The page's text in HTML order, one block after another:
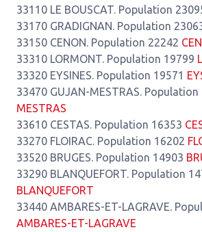
33110 LE BOUSCAT. Population
33170 GRADIGNAN. Population
33150 CENON. Population 22242
33310 LORMONT. Population 19799
33320 EYSINES. Population 19571
33470 GUJAN-MESTRAS. Population
MESTRAS
33610 CESTAS. Population 16353
33270 FLOIRAC. Population 16202
33520 BRUGES. Population 14903
33290 BLANQUEFORT. Population
BLANQUEFORT
33440 AMBARES-ET-LAGRAVE.
AMBARES-ET-LAGRAVE